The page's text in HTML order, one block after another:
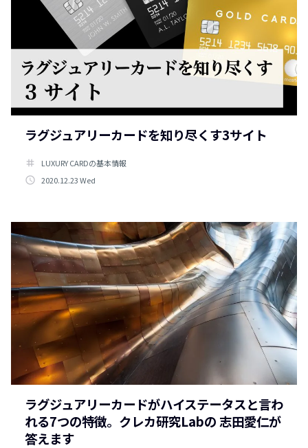
ラグジュアリーカードを知り尽くす3サイト
tag
LUXURY CARDの基本情報
access_time 2020.12.23 Wed
ラグジュアリーカードがハイステータスと言わ
れる7つの特徴。クレカ研究Labの 志田愛仁が
答えます